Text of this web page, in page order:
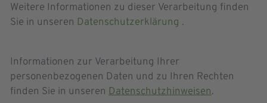
Weitere Informationen zu dieser Verarbeitung finden
Sie in unseren Datenschutzerklärung .
Informationen zur Verarbeitung Ihrer
personenbezogenen Daten und zu Ihren Rechten
finden Sie in unseren Datenschutzhinweisen.